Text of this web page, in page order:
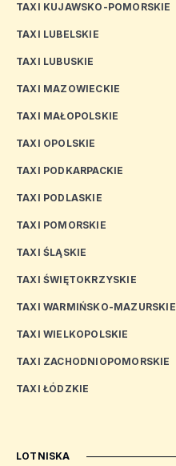
TAXI KUJAWSKO-POMORSKIE
TAXI LUBELSKIE
TAXI LUBUSKIE
TAXI MAZOWIECKIE
TAXI MAŁOPOLSKIE
TAXI OPOLSKIE
TAXI PODKARPACKIE
TAXI PODLASKIE
TAXI POMORSKIE
TAXI ŚLĄSKIE
TAXI ŚWIĘTOKRZYSKIE
TAXI WARMIŃSKO-MAZURSKIE
TAXI WIELKOPOLSKIE
TAXI ZACHODNIOPOMORSKIE
TAXI ŁÓDZKIE
LOTNISKA